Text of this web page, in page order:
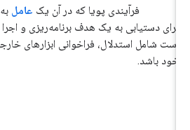
فرآیندی پویا که در آن یکعاملبه
برای دستیابی به یک هدف برنامه‌ریزی و اجرا
است شامل استدلال، فراخوانی ابزارهای
خود باشد.